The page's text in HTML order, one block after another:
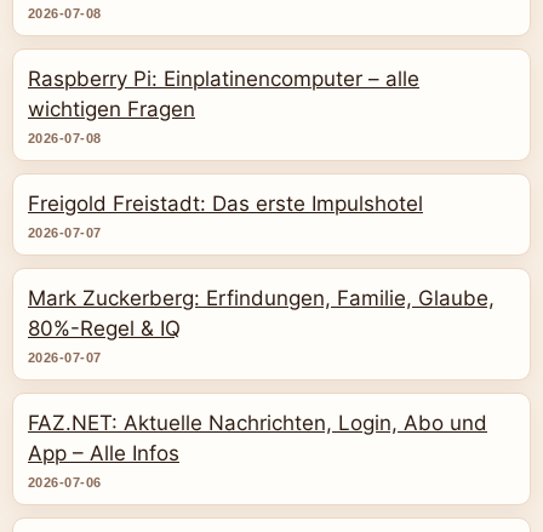
2026-07-08
Raspberry Pi: Einplatinencomputer – alle
wichtigen Fragen
2026-07-08
Freigold Freistadt: Das erste Impulshotel
2026-07-07
Mark Zuckerberg: Erfindungen, Familie, Glaube,
80%-Regel & IQ
2026-07-07
FAZ.NET: Aktuelle Nachrichten, Login, Abo und
App – Alle Infos
2026-07-06